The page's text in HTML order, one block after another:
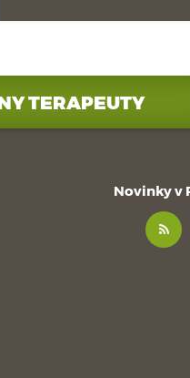
TERAPEUTY
Novinky v